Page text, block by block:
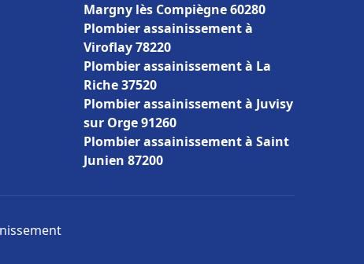
Margny lès Compiègne 60280
Plombier assainissement à
Viroflay 78220
Plombier assainissement à La
Riche 37520
Plombier assainissement à Juvisy
sur Orge 91260
Plombier assainissement à Saint
Junien 87200